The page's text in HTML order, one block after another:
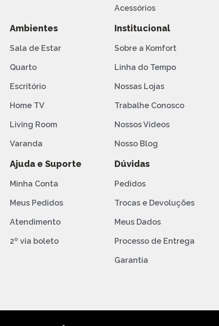
Acessórios
Ambientes
Sala de Estar
Quarto
Escritório
Home TV
Living Room
Varanda
Institucional
Sobre a Komfort
Linha do Tempo
Nossas Lojas
Trabalhe Conosco
Nossos Vídeos
Nosso Blog
Ajuda e Suporte
Minha Conta
Meus Pedidos
Atendimento
2º via boleto
Dúvidas
Pedidos
Trocas e Devoluções
Meus Dados
Processo de Entrega
Garantia